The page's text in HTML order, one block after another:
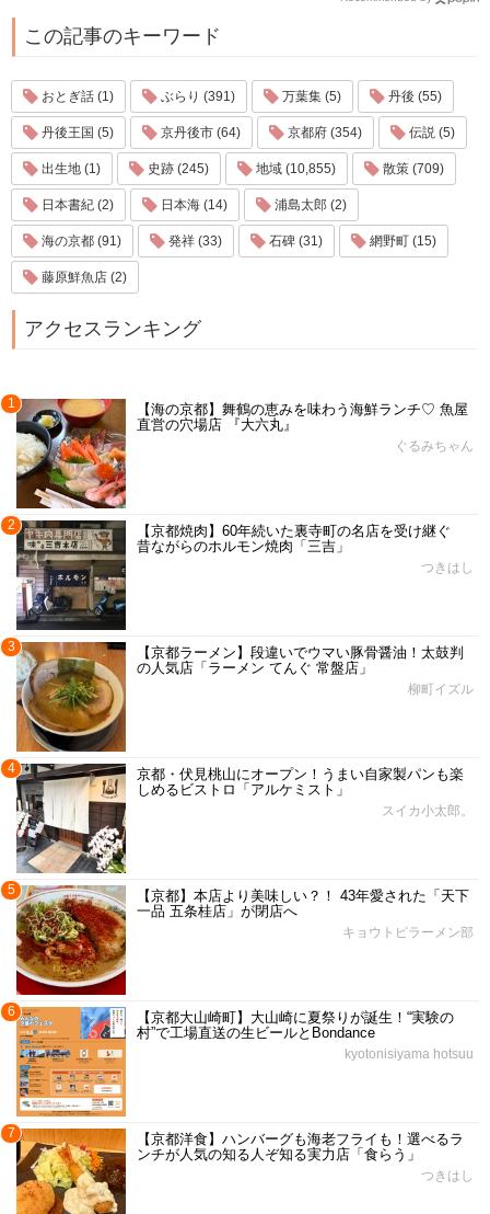
この記事のキーワード
おとぎ話 (1) ぶらり (391) 万葉集 (5) 丹後 (55)
丹後王国 (5) 京丹後市 (64) 京都府 (354) 伝説 (5)
出生地 (1) 史跡 (245) 地域 (10,855) 散策 (709)
日本書紀 (2) 日本海 (14) 浦島太郎 (2)
海の京都 (91) 発祥 (33) 石碑 (31) 網野町 (15)
藤原鮮魚店 (2)
アクセスランキング
1
【海の京都】舞鶴の恵みを味わう海鮮ランチ♡ 魚屋
直営の穴場店 『大六丸』
ぐるみちゃん
2
【京都焼肉】60年続いた裏寺町の名店を受け継ぐ
昔ながらのホルモン焼肉「三吉」
つきはし
3
【京都ラーメン】段違いでウマい豚骨醤油！太鼓判
の人気店「ラーメン てんぐ 常盤店」
柳町イズル
4
京都・伏見桃山にオープン！うまい自家製パンも楽
しめるビストロ「アルケミスト」
スイカ小太郎。
5
【京都】本店より美味しい？！ 43年愛された「天下
一品 五条桂店」が閉店へ
キョウトピラーメン部
6
【京都大山崎町】大山崎に夏祭りが誕生！“実験の
村”で工場直送の生ビールとBondance
kyotonisiyama hotsuu
7
【京都洋食】ハンバーグも海老フライも！選べるラ
ンチが人気の知る人ぞ知る実力店「食らう」
つきはし